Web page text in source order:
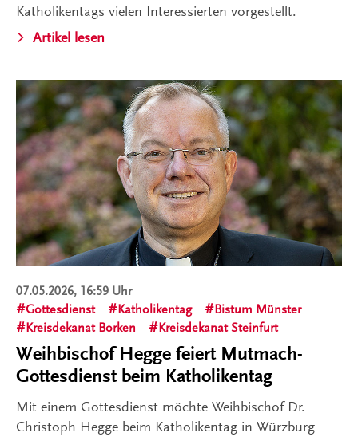
Katholikentags vielen Interessierten vorgestellt.
Artikel lesen
07.05.2026, 16:59 Uhr
Gottesdienst
Katholikentag
Bistum Münster
Kreisdekanat Borken
Kreisdekanat Steinfurt
Weihbischof Hegge feiert Mutmach-
Gottesdienst beim Katholikentag
Mit einem Gottesdienst möchte Weihbischof Dr.
Christoph Hegge beim Katholikentag in Würzburg